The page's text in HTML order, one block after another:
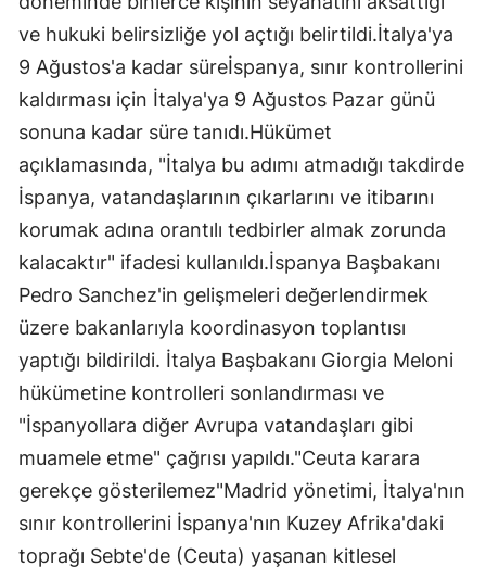
ve hukuki belirsizliğe yol açtığı belirtildi.İtalya'ya
9 Ağustos'a kadar süreİspanya, sınır kontrollerini
kaldırması için İtalya'ya 9 Ağustos Pazar günü
sonuna kadar süre tanıdı.Hükümet
açıklamasında, "İtalya bu adımı atmadığı takdirde
İspanya, vatandaşlarının çıkarlarını ve itibarını
korumak adına orantılı tedbirler almak zorunda
kalacaktır" ifadesi kullanıldı.İspanya Başbakanı
Pedro Sanchez'in gelişmeleri değerlendirmek
üzere bakanlarıyla koordinasyon toplantısı
yaptığı bildirildi. İtalya Başbakanı Giorgia Meloni
hükümetine kontrolleri sonlandırması ve
"İspanyollara diğer Avrupa vatandaşları gibi
muamele etme" çağrısı yapıldı."Ceuta karara
gerekçe gösterilemez"Madrid yönetimi, İtalya'nın
sınır kontrollerini İspanya'nın Kuzey Afrika'daki
toprağı Sebte'de (Ceuta) yaşanan kitlesel